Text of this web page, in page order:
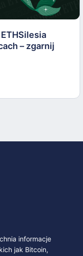
– zgarnij
informacje
jak Bitcoin,